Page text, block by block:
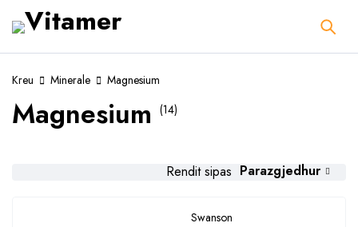
Kreu Minerale Magnesium
Magnesium (14)
Rendit sipas Parazgjedhur
Swanson